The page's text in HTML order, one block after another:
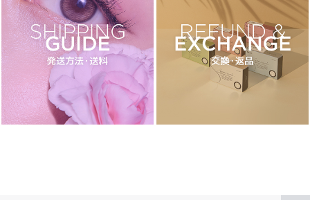
ブルー
透明
乱視用
ハロウィンカラコン
ケア用品